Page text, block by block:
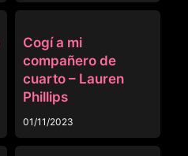
Cogí a mi
compañero de
cuarto – Lauren
Phillips
01/11/2023